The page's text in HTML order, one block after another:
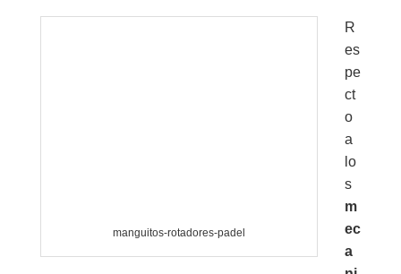
manguitos-rotadores-padel
R
es
pe
ct
o
a
lo
s
m
ec
a